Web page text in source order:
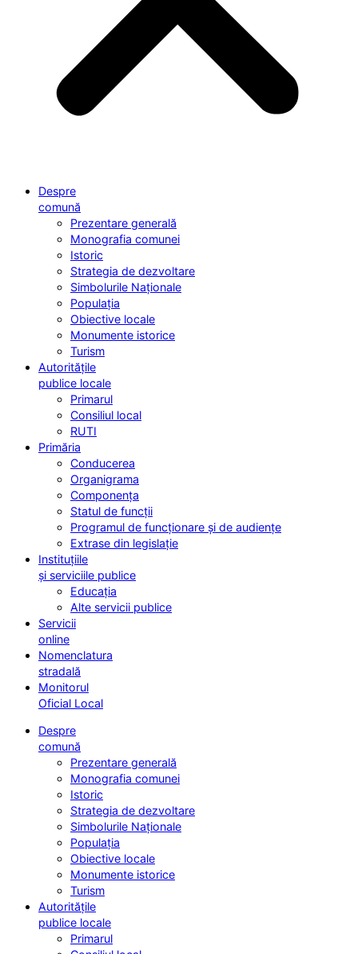
Despre
comună
Prezentare generală
Monografia comunei
Istoric
Strategia de dezvoltare
Simbolurile Naționale
Populația
Obiective locale
Monumente istorice
Turism
Autoritățile
publice locale
Primarul
Consiliul local
RUTI
Primăria
Conducerea
Organigrama
Componența
Statul de funcții
Programul de funcționare și de audiențe
Extrase din legislație
Instituțiile
și serviciile publice
Educația
Alte servicii publice
Servicii
online
Nomenclatura
stradală
Monitorul
Oficial Local
Despre
comună
Prezentare generală
Monografia comunei
Istoric
Strategia de dezvoltare
Simbolurile Naționale
Populația
Obiective locale
Monumente istorice
Turism
Autoritățile
publice locale
Primarul